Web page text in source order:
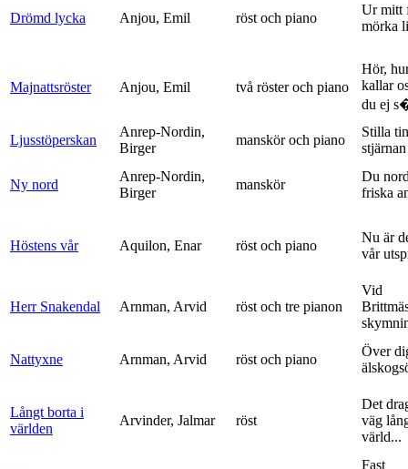
Drömd lycka Anjou, Emil röst och piano
Ur mitt
mörka
Majnattsröster Anjou, Emil två röster och piano
Hör,
kallar
du ej
Ljusstöperskan
Anrep-Nordin,
Birger
manskör och piano
Stilla
stjärnan
Ny nord
Anrep-Nordin,
Birger
manskör
Du
friska
Höstens vår Aquilon, Enar röst och piano
Nu är
vår
Herr Snakendal Arnman, Arvid röst och tre pianon
Vid
Nattyxne Arnman, Arvid röst och piano
Över
Långt borta i
världen
Arvinder, Jalmar röst
Det
väg
värld...
Fast